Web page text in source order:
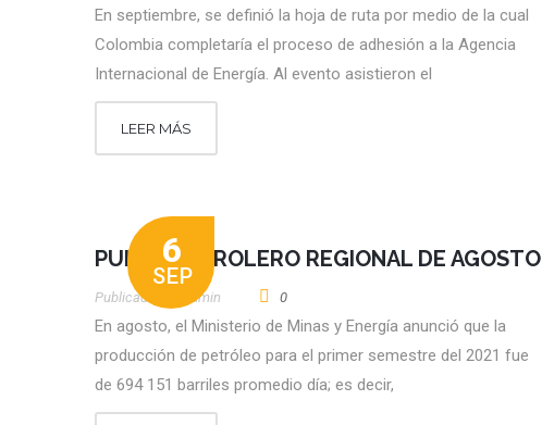
En septiembre, se definió la hoja de ruta por medio de la cual
Colombia completaría el proceso de adhesión a la Agencia
Internacional de Energía. Al evento asistieron el
LEER MÁS
6
SEP
PULSO PETROLERO REGIONAL DE AGOSTO
Publicado por Admin 0
En agosto, el Ministerio de Minas y Energía anunció que la
producción de petróleo para el primer semestre del 2021 fue
de 694 151 barriles promedio día; es decir,